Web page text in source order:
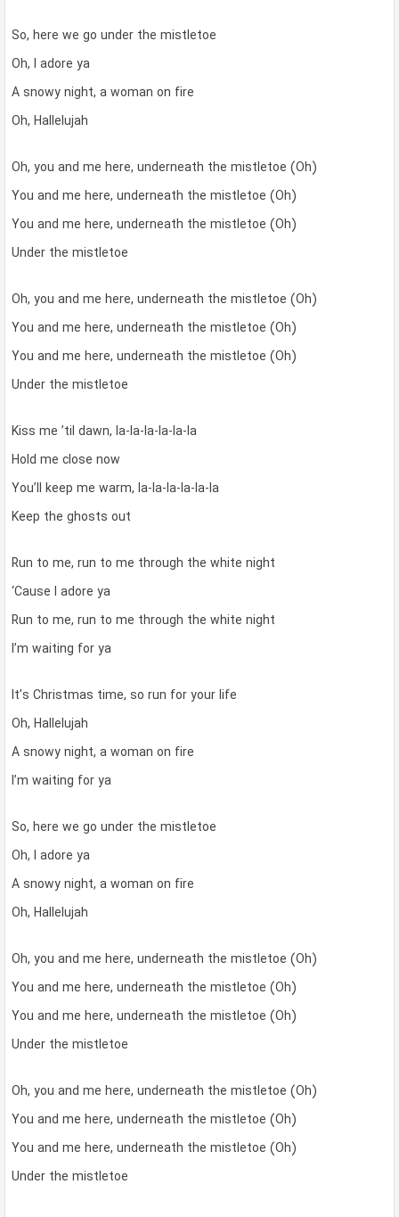
So, here we go under the mistletoe
Oh, I adore ya
A snowy night, a woman on fire
Oh, Hallelujah
Oh, you and me here, underneath the mistletoe (Oh)
You and me here, underneath the mistletoe (Oh)
You and me here, underneath the mistletoe (Oh)
Under the mistletoe
Oh, you and me here, underneath the mistletoe (Oh)
You and me here, underneath the mistletoe (Oh)
You and me here, underneath the mistletoe (Oh)
Under the mistletoe
Kiss me ’til dawn, la-la-la-la-la-la
Hold me close now
You’ll keep me warm, la-la-la-la-la-la
Keep the ghosts out
Run to me, run to me through the white night
‘Cause I adore ya
Run to me, run to me through the white night
I’m waiting for ya
It’s Christmas time, so run for your life
Oh, Hallelujah
A snowy night, a woman on fire
I’m waiting for ya
So, here we go under the mistletoe
Oh, I adore ya
A snowy night, a woman on fire
Oh, Hallelujah
Oh, you and me here, underneath the mistletoe (Oh)
You and me here, underneath the mistletoe (Oh)
You and me here, underneath the mistletoe (Oh)
Under the mistletoe
Oh, you and me here, underneath the mistletoe (Oh)
You and me here, underneath the mistletoe (Oh)
You and me here, underneath the mistletoe (Oh)
Under the mistletoe